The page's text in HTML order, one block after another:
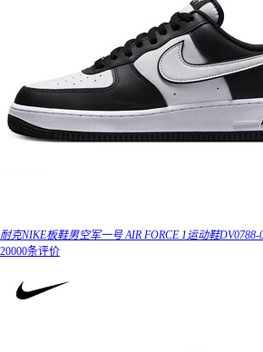
耐克NIKE板鞋男空军一号 AIR FORCE 1运动鞋DV0788-
20000条评价